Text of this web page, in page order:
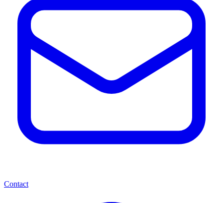
Contact